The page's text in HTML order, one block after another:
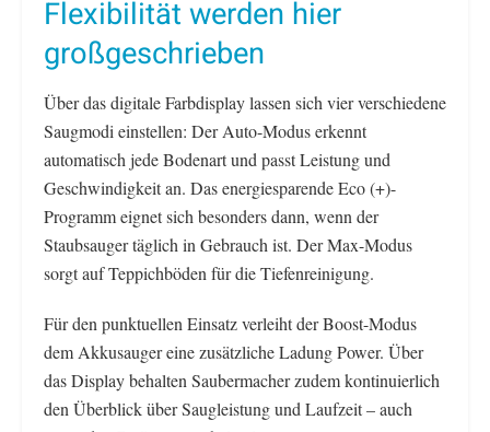
Flexibilität werden hier
großgeschrieben
Über das digitale Farbdisplay lassen sich vier verschiedene
Saugmodi einstellen: Der Auto-Modus erkennt
automatisch jede Bodenart und passt Leistung und
Geschwindigkeit an. Das energiesparende Eco (+)-
Programm eignet sich besonders dann, wenn der
Staubsauger täglich in Gebrauch ist. Der Max-Modus
sorgt auf Teppichböden für die Tiefenreinigung.
Für den punktuellen Einsatz verleiht der Boost-Modus
dem Akkusauger eine zusätzliche Ladung Power. Über
das Display behalten Saubermacher zudem kontinuierlich
den Überblick über Saugleistung und Laufzeit – auch